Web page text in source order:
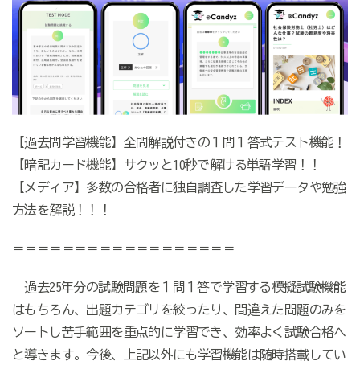
【過去問学習機能】全問解説付きの１問１答式テスト機能！
【暗記カード機能】サクッと10秒で解ける単語学習！！
【メディア】多数の合格者に独自調査した学習データや勉強
方法を解説！！！
＝＝＝＝＝＝＝＝＝＝＝＝＝＝＝＝＝＝
過去25年分の試験問題を１問１答で学習する模擬試験機能
はもちろん、出題カテゴリを絞ったり、間違えた問題のみを
ソートし苦手範囲を重点的に学習でき、効率よく試験合格へ
と導きます。今後、上記以外にも学習機能は随時搭載してい